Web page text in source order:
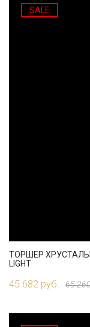
SALE
ТОРШЕР
LIGHT
45 682 руб. 65